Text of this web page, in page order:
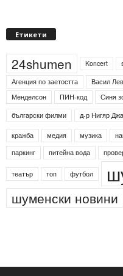
Етикети
24shumen Koncert
Агенция по заетостта
Васил
Менделсон
ПИН-код Синя
български филми
д-р Нигяр
кражба медия музика
паркинг питейна вода
театър топ футбол
шуменски новини